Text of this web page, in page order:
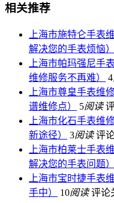
相关推荐
上海市施特仑手表
解决您的手表烦恼）
上海市帕玛强尼手
维修服务不再难）
4
上海市尊皇手表维
谱维修点）
5阅读
上海市化石手表维
新途径）
3阅读 评
上海市柏莱士手表
解决您的手表问题）
上海市宝时捷手表
手中）
10阅读 评论